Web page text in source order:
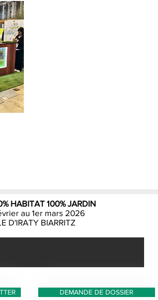
HABITAT 100% JARDIN
au 1er mars 2026
D'IRATY BIARRITZ
DEMANDE DE DOSSIER